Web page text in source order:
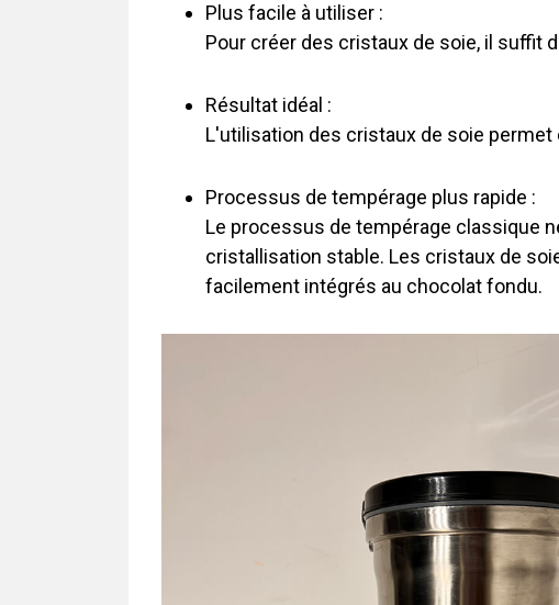
Plus facile à utiliser :
Pour créer des cristaux de soie, il suffit
Résultat idéal :
L'utilisation des cristaux de soie
Processus de tempérage plus rapide :
Le processus de tempérage classique
cristallisation stable. Les cristaux de
facilement intégrés au chocolat fondu.